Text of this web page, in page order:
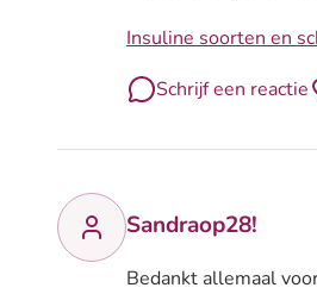
Insuline soorten en
Schrijf een reactie
Sandraop28!
Bedankt allemaal